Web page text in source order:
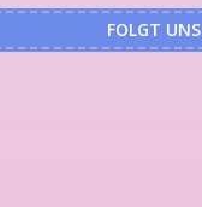
FOLGT UNS